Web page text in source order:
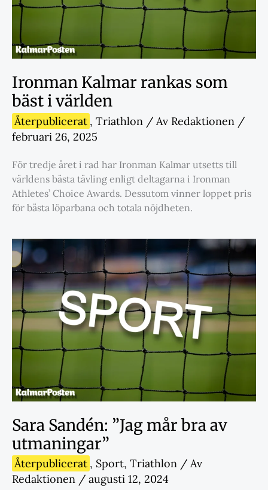
Ironman Kalmar rankas som
bäst i världen
Återpublicerat , Triathlon / Av Redaktionen /
februari 26, 2025
För tredje året i rad har Ironman Kalmar utsetts till
världens bästa tävling enligt deltagarna i Ironman
Athletes’ Choice Awards. Dessutom vinner loppet pris
för bästa löparbana och totala nöjdheten.
Sara Sandén: ”Jag mår bra av
utmaningar”
Återpublicerat , Sport, Triathlon / Av
Redaktionen / augusti 12, 2024